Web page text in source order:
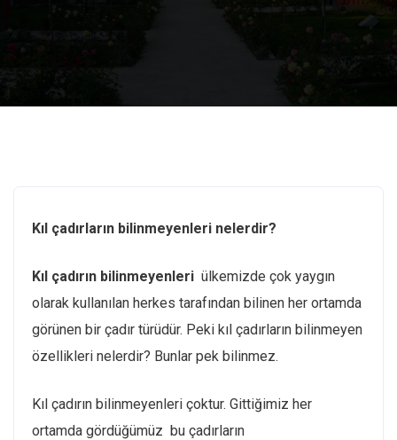
Kıl çadırların bilinmeyenleri nelerdir?
Kıl çadırın bilinmeyenleri ülkemizde çok yaygın
olarak kullanılan herkes tarafından bilinen her ortamda
görünen bir çadır türüdür. Peki kıl çadırların bilinmeyen
özellikleri nelerdir? Bunlar pek bilinmez.
Kıl çadırın bilinmeyenleri çoktur. Gittiğimiz her
ortamda gördüğümüz bu çadırların